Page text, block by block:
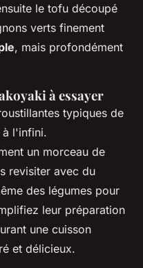
le tofu découpé
verts finement
, mais profondément
à essayer
typiques de
à l'infini.
un morceau de
revisiter avec du
des légumes pour
leur préparation
une cuisson
et délicieux.